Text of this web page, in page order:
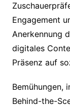
Engagement
Anerkennung
digitales
Präsenz auf
Bemühungen,
Behind-the-